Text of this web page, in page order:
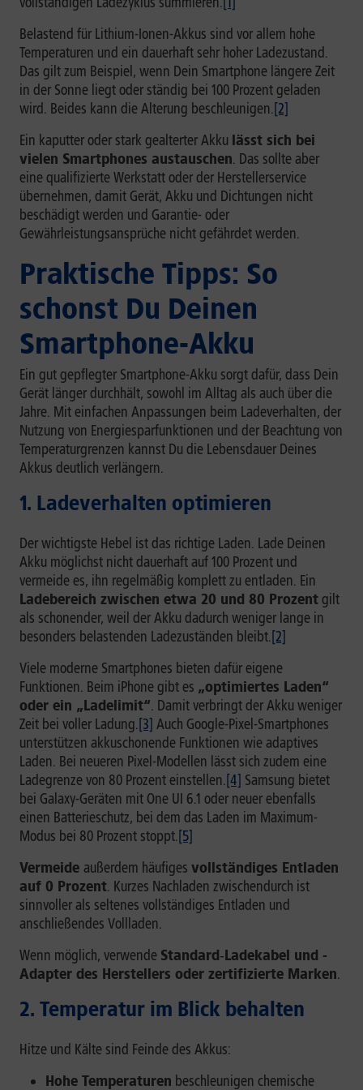
Belastend für Lithium-Ionen-Akkus sind vor allem hohe
Temperaturen und ein dauerhaft sehr hoher Ladezustand.
Das gilt zum Beispiel, wenn Dein Smartphone längere Zeit
in der Sonne liegt oder ständig bei 100 Prozent geladen
wird. Beides kann die Alterung beschleunigen.[2]
Ein kaputter oder stark gealterter Akku lässt sich bei
vielen Smartphones austauschen. Das sollte aber
eine qualifizierte Werkstatt oder der Herstellerservice
übernehmen, damit Gerät, Akku und Dichtungen nicht
beschädigt werden und Garantie- oder
Gewährleistungsansprüche nicht gefährdet werden.
Praktische Tipps: So
schonst Du Deinen
Smartphone-Akku
Ein gut gepflegter Smartphone-Akku sorgt dafür, dass Dein
Gerät länger durchhält, sowohl im Alltag als auch über die
Jahre. Mit einfachen Anpassungen beim Ladeverhalten, der
Nutzung von Energiesparfunktionen und der Beachtung von
Temperaturgrenzen kannst Du die Lebensdauer Deines
Akkus deutlich verlängern.
1. Ladeverhalten optimieren
Der wichtigste Hebel ist das richtige Laden. Lade Deinen
Akku möglichst nicht dauerhaft auf 100 Prozent und
vermeide es, ihn regelmäßig komplett zu entladen. Ein
Ladebereich zwischen etwa 20 und 80 Prozentgilt
als schonender, weil der Akku dadurch weniger lange in
besonders belastenden Ladezuständen bleibt.[2]
Viele moderne Smartphones bieten dafür eigene
Funktionen. Beim iPhone gibt es „optimiertes Laden“
oder ein „Ladelimit“. Damit verbringt der Akku weniger
Zeit bei voller Ladung.[3] Auch Google-Pixel-Smartphones
unterstützen akkuschonende Funktionen wie adaptives
Laden. Bei neueren Pixel-Modellen lässt sich zudem eine
Ladegrenze von 80 Prozent einstellen.[4] Samsung bietet
bei Galaxy-Geräten mit One UI 6.1 oder neuer ebenfalls
einen Batterieschutz, bei dem das Laden im Maximum-
Modus bei 80 Prozent stoppt.[5]
Vermeide außerdem häufiges vollständiges Entladen
auf 0 Prozent. Kurzes Nachladen zwischendurch ist
sinnvoller als seltenes vollständiges Entladen und
anschließendes Vollladen.
Wenn möglich, verwende Standard‑Ladekabel und -
Adapter des Herstellers oder zertifizierte Marken.
2. Temperatur im Blick behalten
Hitze und Kälte sind Feinde des Akkus:
Hohe Temperaturen beschleunigen chemische